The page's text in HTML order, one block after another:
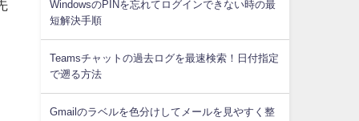
WindowsのPINを忘れてログインできない時の最
短解決手順
Teamsチャットの過去ログを最速検索！日付指定
で遡る方法
Gmailのラベルを色分けしてメールを見やすく整